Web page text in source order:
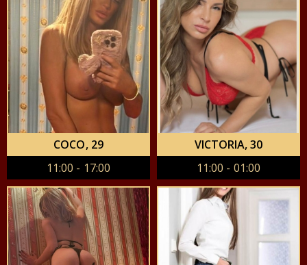
COCO, 29
11:00 - 17:00
VICTORIA, 30
11:00 - 01:00